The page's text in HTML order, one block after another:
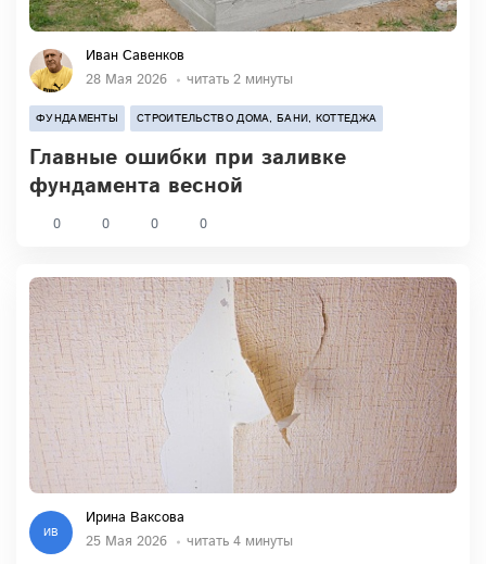
Иван Савенков
28 Мая 2026
читать 2 минуты
ФУНДАМЕНТЫ СТРОИТЕЛЬСТВО ДОМА, БАНИ, КОТТЕДЖА
Главные ошибки при заливке
фундамента весной
0 0 0
0
ИВ
Ирина Ваксова
25 Мая 2026
читать 4 минуты